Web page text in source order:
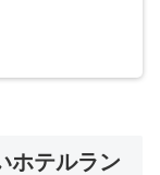
ホテルラン